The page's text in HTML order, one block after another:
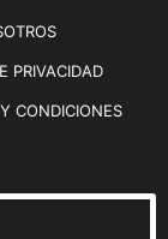
PRIVACIDAD
CONDICIONES